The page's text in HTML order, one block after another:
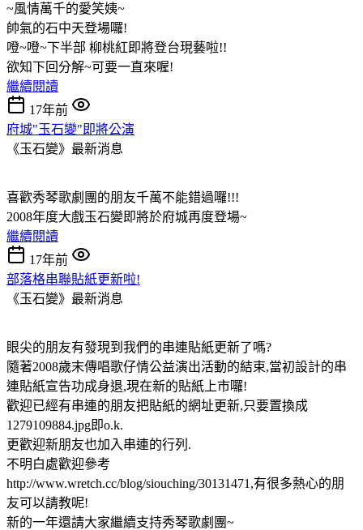
~風情萬千的愛笑姨~
帥氣的石中天登場囉!
噔~噔~下半部 柳桃紅即將登台現藝啦!!
欲知下回分解~可要一直來喔!
繼續閱讀
17年前
府城"玉石變"即將公演
《玉石變》最新消息
喜歡秀琴歌劇團的朋友千萬不能錯過囉!!!
2008年度大戲玉石變即將於府城再度登場~
繼續閱讀
17年前
部落格串聯貼紙更新啦!
《玉石變》最新消息
眼尖的朋友有發現到我們的串連貼紙更新了嗎?
隨著2008歲末傳唱歌仔情公益演出活動的結束,當初設計的串
連貼紙宣告功成身退,現在新的貼紙上市囉!
歡迎已經有串連的朋友把貼紙的網址更新,只要置換成
1279109884.jpg即o.k.
更歡迎新朋友也加入串連的行列.
不明白處歡迎參考
http://www.wretch.cc/blog/siouching/30131471,有很多熱心的朋
友可以請教呢!
新的一年還請大家繼續支持秀琴歌劇團~